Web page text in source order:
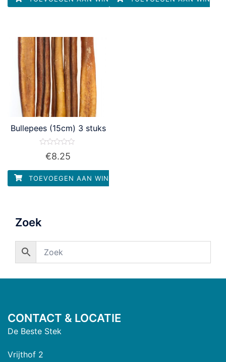
Bullepees (15cm) 3 stuks
Waardering
5
€8.25
TOEVOEGEN AAN WINKELWAGEN
Zoek
CONTACT & LOCATIE
De Beste Stek
Vrijthof 2